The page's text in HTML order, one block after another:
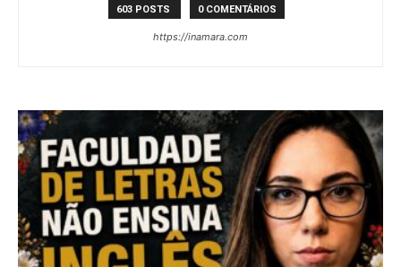
603 POSTS 0 COMENTÁRIOS
https://inamara.com